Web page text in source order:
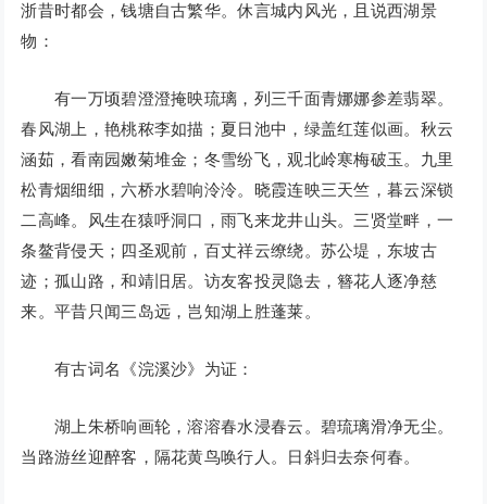
浙昔时都会，钱塘自古繁华。休言城内风光，且说西湖景
物：
有一万顷碧澄澄掩映琉璃，列三千面青娜娜参差翡翠。
春风湖上，艳桃秾李如描；夏日池中，绿盖红莲似画。秋云
涵茹，看南园嫩菊堆金；冬雪纷飞，观北岭寒梅破玉。九里
松青烟细细，六桥水碧响泠泠。晓霞连映三天竺，暮云深锁
二高峰。风生在猿呼洞口，雨飞来龙井山头。三贤堂畔，一
条鳌背侵天；四圣观前，百丈祥云缭绕。苏公堤，东坡古
迹；孤山路，和靖旧居。访友客投灵隐去，簪花人逐净慈
来。平昔只闻三岛远，岂知湖上胜蓬莱。
有古词名《浣溪沙》为证：
湖上朱桥响画轮，溶溶春水浸春云。碧琉璃滑净无尘。
当路游丝迎醉客，隔花黄鸟唤行人。日斜归去奈何春。